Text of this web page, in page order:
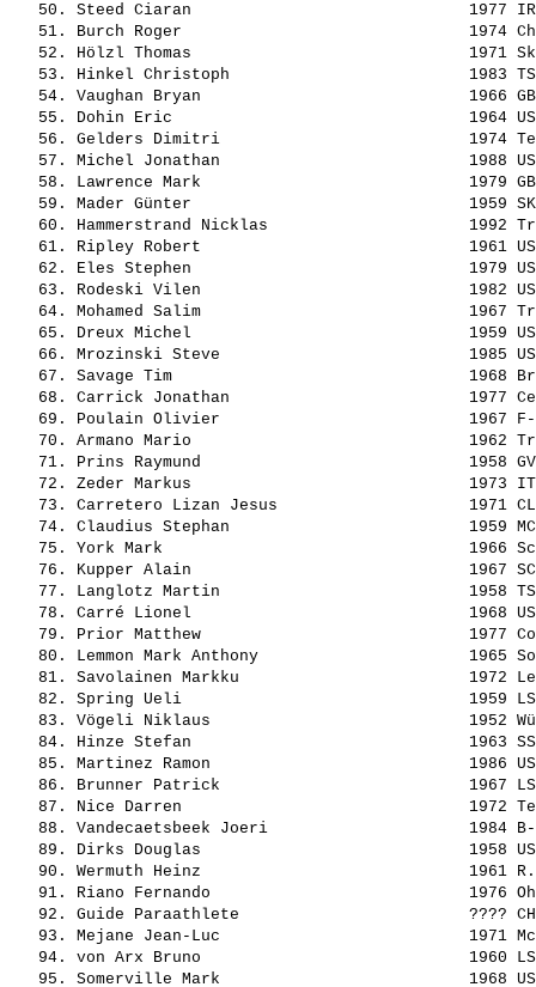
   50.
Steed Ciaran
1977
   51.
Burch Roger
1974
   52.
Hölzl Thomas
1971
   53.
Hinkel Christoph
1983
   54.
Vaughan Bryan
1966
   55.
Dohin Eric
1964
   56.
Gelders Dimitri
1974
   57.
Michel Jonathan
1988
   58.
Lawrence Mark
1979
   59.
Mader Günter
1959
   60.
Hammerstrand Nicklas
1992
   61.
Ripley Robert
1961
   62.
Eles Stephen
1979
   63.
Rodeski Vilen
1982
   64.
Mohamed Salim
1967
   65.
Dreux Michel
1959
   66.
Mrozinski Steve
1985
   67.
Savage Tim
1968
   68.
Carrick Jonathan
1977
   69.
Poulain Olivier
1967
   70.
Armano Mario
1962
   71.
Prins Raymund
1958
   72.
Zeder Markus
1973
   73.
Carretero Lizan Jesus
1971
   74.
Claudius Stephan
1959
   75.
York Mark
1966
   76.
Kupper Alain
1967
   77.
Langlotz Martin
1958
   78.
Carré Lionel
1968
   79.
Prior Matthew
1977
   80.
Lemmon Mark Anthony
1965
   81.
Savolainen Markku
1972
   82.
Spring Ueli
1959
   83.
Vögeli Niklaus
1952
   84.
Hinze Stefan
1963
   85.
Martinez Ramon
1986
   86.
Brunner Patrick
1967
   87.
Nice Darren
1972
   88.
Vandecaetsbeek Joeri
1984
   89.
Dirks Douglas
1958
   90.
Wermuth Heinz
1961
   91.
Riano Fernando
1976
   92.
Guide Paraathlete
????
   93.
Mejane Jean-Luc
1971
   94.
von Arx Bruno
1960
   95.
Somerville Mark
1968